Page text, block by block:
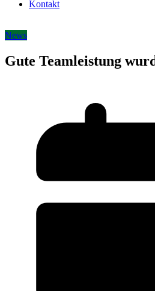
Kontakt
News
Gute Teamleistung